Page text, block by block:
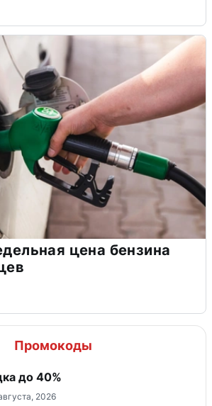
цена бензина
Промокоды
до 40%
2026